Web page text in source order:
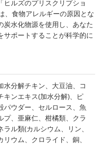
ルズのプリスクリプショ
、食物アレルギーの原因とな
炭水化物源を使用し、あなた
サポートすることが科学的に
水分解チキン、大豆油、コ
キンエキス(加水分解)、ピ
パウダー、セルロース、魚
プ、亜麻仁、柑橘類、クラ
ラル類(カルシウム、リン、
ウム、クロライド、銅、